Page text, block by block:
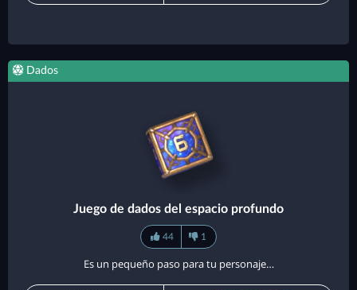
Dados
Juego de dados del espacio profundo
44 1
Es un pequeño paso para tu personaje…